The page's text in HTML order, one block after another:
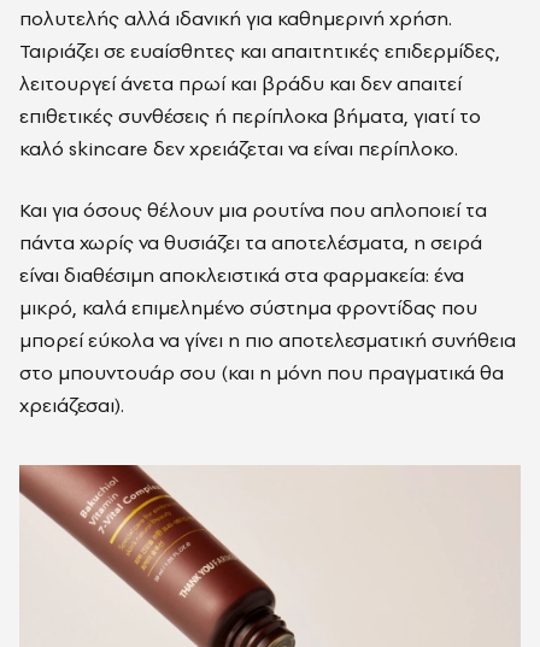
πολυτελής αλλά ιδανική για καθημερινή χρήση.
Ταιριάζει σε ευαίσθητες και απαιτητικές επιδερμίδες,
λειτουργεί άνετα πρωί και βράδυ και δεν απαιτεί
επιθετικές συνθέσεις ή περίπλοκα βήματα, γιατί το
καλό skincare δεν χρειάζεται να είναι περίπλοκο.
Και για όσους θέλουν μια ρουτίνα που απλοποιεί τα
πάντα χωρίς να θυσιάζει τα αποτελέσματα, η σειρά
είναι διαθέσιμη αποκλειστικά στα φαρμακεία: ένα
μικρό, καλά επιμελημένο σύστημα φροντίδας που
μπορεί εύκολα να γίνει η πιο αποτελεσματική συνήθεια
στο μπουντουάρ σου (και η μόνη που πραγματικά θα
χρειάζεσαι).